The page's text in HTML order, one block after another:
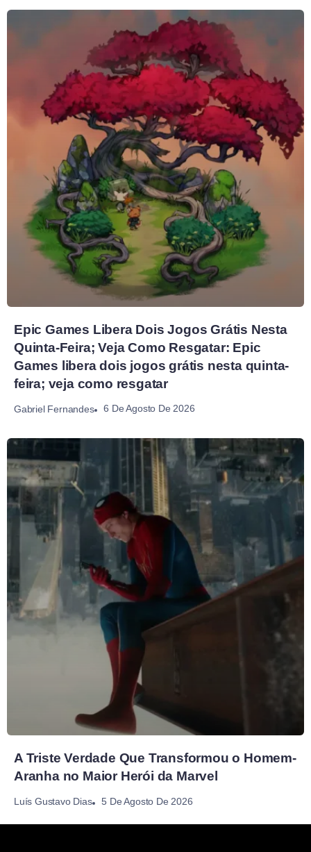
Epic Games Libera Dois Jogos Grátis Nesta
Quinta-Feira; Veja Como Resgatar: Epic
Games libera dois jogos grátis nesta quinta-
feira; veja como resgatar
Gabriel Fernandes 6 De Agosto De 2026
A Triste Verdade Que Transformou o Homem-
Aranha no Maior Herói da Marvel
Luís Gustavo Dias 5 De Agosto De 2026